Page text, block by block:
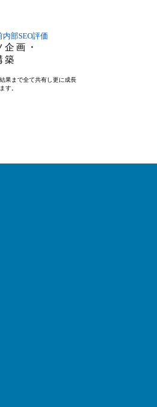
企画・
築
果まで全て共有し更に成長
す。